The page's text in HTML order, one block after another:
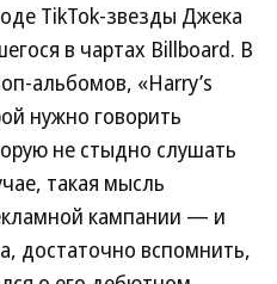
TikTok-звезды Джека
в чартах Billboard. В
альбомов, «Harry’s
нужно говорить
не стыдно слушать
такая мысль
кампании — и
достаточно вспомнить,